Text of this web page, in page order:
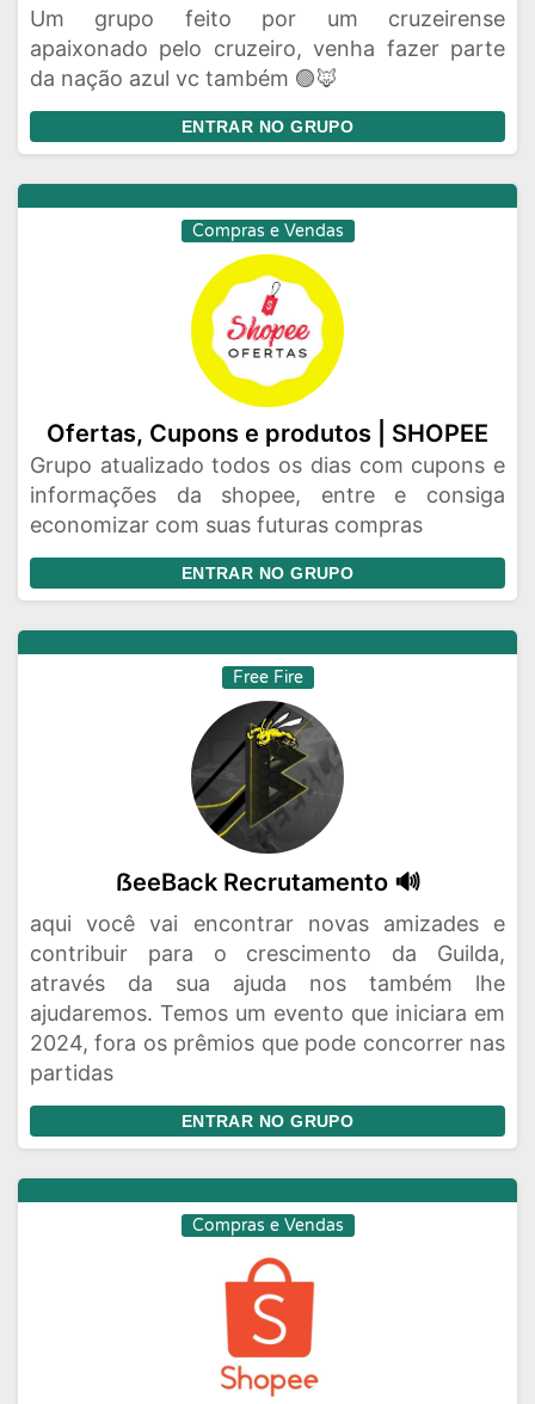
Um grupo feito por um cruzeirense
apaixonado pelo cruzeiro, venha fazer parte
da nação azul vc também 🟣🦊
ENTRAR NO GRUPO
Compras e Vendas
Ofertas, Cupons e produtos | SHOPEE
Grupo atualizado todos os dias com cupons e
informações da shopee, entre e consiga
economizar com suas futuras compras
ENTRAR NO GRUPO
Free Fire
ẞeeBack Recrutamento 🔊
aqui você vai encontrar novas amizades e
contribuir para o crescimento da Guilda,
através da sua ajuda nos também lhe
ajudaremos. Temos um evento que iniciara em
2024, fora os prêmios que pode concorrer nas
partidas
ENTRAR NO GRUPO
Compras e Vendas